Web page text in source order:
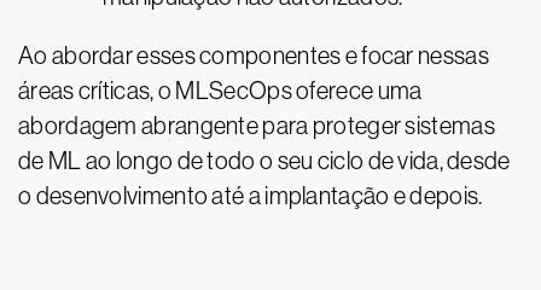
Ao abordar esses componentes e focar nessas
áreas críticas, o MLSecOps oferece uma
abordagem abrangente para proteger sistemas
de ML ao longo de todo o seu ciclo de vida, desde
o desenvolvimento até a implantação e depois.